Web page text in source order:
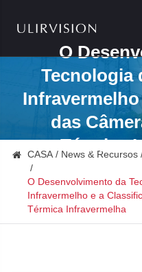
O
Tecnologia
das
Térmica
CASA News & Recursos
O Desenvolvimento da
Infravermelho e a
Térmica Infravermelha